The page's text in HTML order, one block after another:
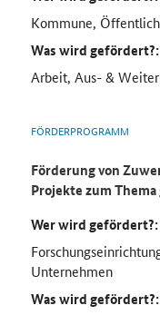
Kommune,
Was wird gefördert?:
Arbeit, Aus- &
FÖRDERPROGRAMM
Förderung von
Projekte zum
Wer wird gefördert?:
Unternehmen
Was wird gefördert?: